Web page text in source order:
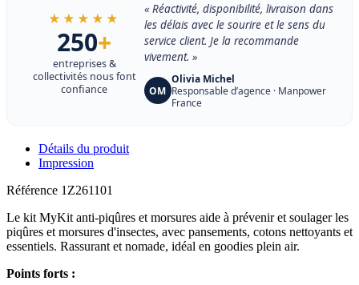
★★★★★
250+
entreprises &
collectivités nous font
confiance
« Réactivité, disponibilité, livraison dans
les délais avec le sourire et le sens du
service client. Je la recommande
vivement. »
OM
Olivia Michel
Responsable d’agence · Manpower
France
Détails du produit
Impression
Référence 1Z261101
Le kit MyKit anti-piqûres et morsures aide à prévenir et soulager les
piqûres et morsures d'insectes, avec pansements, cotons nettoyants et
essentiels. Rassurant et nomade, idéal en goodies plein air.
Points forts :